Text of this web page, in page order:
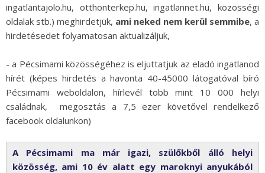
ingatlantajolo.hu, otthonterkep.hu, ingatlannet.hu, közösségi
oldalak stb.) meghirdetjük, ami neked nem kerül semmibe, a
hirdetésedet folyamatosan aktualizáljuk,
- a Pécsimami közösségéhez is eljuttatjuk az eladó ingatlanod
hírét (képes hirdetés a havonta 40-45000 látogatóval bíró
Pécsimami weboldalon, hírlevél több mint 10 000 helyi
családnak, megosztás a 7,5 ezer követővel rendelkező
facebook oldalunkon)
A Pécsimami ma már igazi, szülőkből álló helyi
közösség, ami 10 év alatt egy maroknyi anyukából